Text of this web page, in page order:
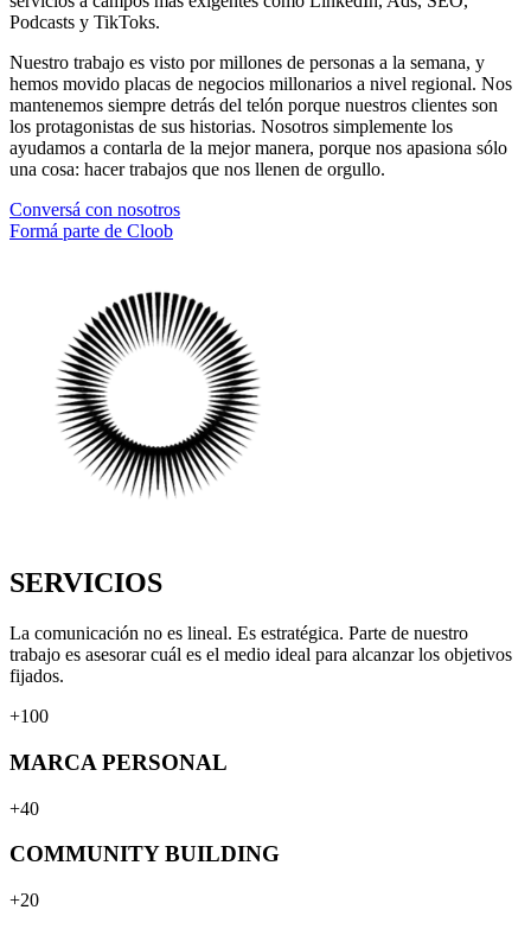
Podcasts y TikToks.
Nuestro trabajo es visto por millones de personas a la semana, y
hemos movido placas de negocios millonarios a nivel regional. Nos
mantenemos siempre detrás del telón porque nuestros clientes son
los protagonistas de sus historias. Nosotros simplemente los
ayudamos a contarla de la mejor manera, porque nos apasiona sólo
una cosa: hacer trabajos que nos llenen de orgullo.
Conversá con nosotros
Formá parte de Cloob
SERVICIOS
La comunicación no es lineal. Es estratégica. Parte de nuestro
trabajo es asesorar cuál es el medio ideal para alcanzar los objetivos
fijados.
+100
MARCA PERSONAL
+40
COMMUNITY BUILDING
+20